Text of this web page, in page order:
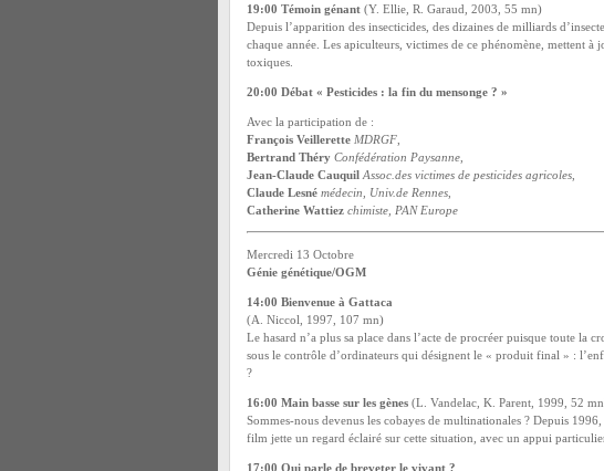
19:00 Témoin génant (Y. Ellie, R. Garaud, 2003, 55 mn)
Depuis l’apparition des insecticides, des dizaines de milliards
chaque année. Les apiculteurs, victimes de ce phénomène, mettent à
toxiques.
20:00 Débat « Pesticides : la fin du mensonge ? »
Avec la participation de :
François Veillerette MDRGF
Bertrand Théry Confédération Paysanne
Jean-Claude Cauquil Assoc.des victimes de pesticides agricoles
Claude Lesné médecin, Univ.de Rennes
Catherine Wattiez chimiste, PAN Europe
Mercredi 13 Octobre
Génie génétique/OGM
14:00 Bienvenue à Gattaca
(A. Niccol, 1997, 107 mn)
Le hasard n’a plus sa place dans l’acte de procréer puisque toute la
sous le contrôle d’ordinateurs qui désignent le « produit final » :
?
16:00 Main basse sur les gènes (L. Vandelac, K. Parent, 1999, 52
Sommes-nous devenus les cobayes de multinationales ? Depuis
film jette un regard éclairé sur cette situation, avec un appui
17:00 Qui parle de breveter le vivant ?